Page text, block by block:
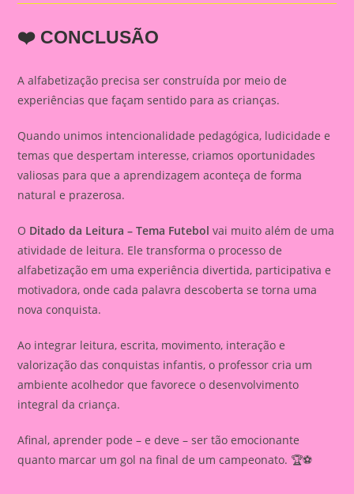
❤️ CONCLUSÃO
A alfabetização precisa ser construída por meio de
experiências que façam sentido para as crianças.
Quando unimos intencionalidade pedagógica, ludicidade e
temas que despertam interesse, criamos oportunidades
valiosas para que a aprendizagem aconteça de forma
natural e prazerosa.
O Ditado da Leitura – Tema Futebol vai muito além de uma
atividade de leitura. Ele transforma o processo de
alfabetização em uma experiência divertida, participativa e
motivadora, onde cada palavra descoberta se torna uma
nova conquista.
Ao integrar leitura, escrita, movimento, interação e
valorização das conquistas infantis, o professor cria um
ambiente acolhedor que favorece o desenvolvimento
integral da criança.
Afinal, aprender pode – e deve – ser tão emocionante
quanto marcar um gol na final de um campeonato. 🏆⚽